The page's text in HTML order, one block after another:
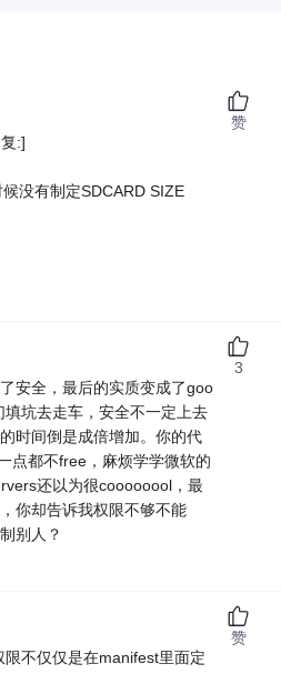
:]
没有制定SDCARD SIZE
赞
安全，最后的实质变成了goo
坑去走车，安全不一定上去
时间倒是成倍增加。你的代
点都不free，麻烦学学微软的
还以为很coooooool，最
你却告诉我权限不够不能
别人？
3
不仅仅是在manifest里面定
赞